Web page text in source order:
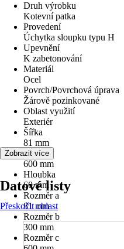
Druh výrobku
Kotevní patka
Provedení
Úchytka sloupku typu H
Upevnění
K zabetonování
Materiál
Ocel
Povrch/Povrchová úprava
Žárově pozinkované
Oblast využití
Exteriér
Šířka
81 mm
Délka
600 mm
Hloubka
60 mm
Rozměr a
81 mm
Rozměr b
300 mm
Rozměr c
Zobrazit více
Datové listy
Přeskočit oblast